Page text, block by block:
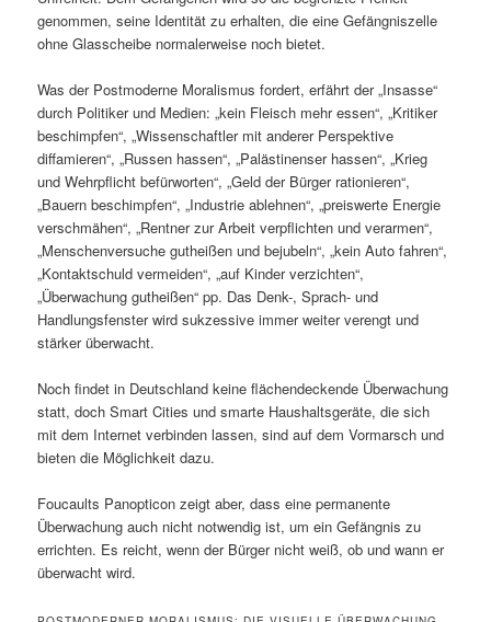
genommen, seine Identität zu erhalten, die eine Gefängniszelle
ohne Glasscheibe normalerweise noch bietet.
Was der Postmoderne Moralismus fordert, erfährt der „Insasse“
durch Politiker und Medien: „kein Fleisch mehr essen“, „Kritiker
beschimpfen“, „Wissenschaftler mit anderer Perspektive
diffamieren“, „Russen hassen“, „Palästinenser hassen“, „Krieg
und Wehrpflicht befürworten“, „Geld der Bürger rationieren“,
„Bauern beschimpfen“, „Industrie ablehnen“, „preiswerte Energie
verschmähen“, „Rentner zur Arbeit verpflichten und verarmen“,
„Menschenversuche gutheißen und bejubeln“, „kein Auto fahren“,
„Kontaktschuld vermeiden“, „auf Kinder verzichten“,
„Überwachung gutheißen“ pp. Das Denk-, Sprach- und
Handlungsfenster wird sukzessive immer weiter verengt und
stärker überwacht.
Noch findet in Deutschland keine flächendeckende Überwachung
statt, doch Smart Cities und smarte Haushaltsgeräte, die sich
mit dem Internet verbinden lassen, sind auf dem Vormarsch und
bieten die Möglichkeit dazu.
Foucaults Panopticon zeigt aber, dass eine permanente
Überwachung auch nicht notwendig ist, um ein Gefängnis zu
errichten. Es reicht, wenn der Bürger nicht weiß, ob und wann er
überwacht wird.